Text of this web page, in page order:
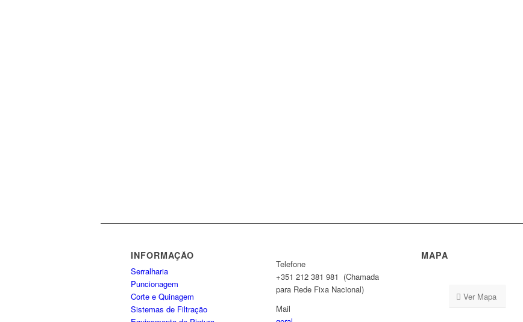
INFORMAÇÃO
Serralharia
Puncionagem
Corte e Quinagem
Sistemas de Filtração
Telefone
+351 212 381 981 (Chamada
para Rede Fixa Nacional)
Mail
MAPA
Ver Mapa